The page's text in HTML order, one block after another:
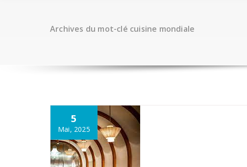
Archives du mot-clé cuisine mondiale
5
Mai, 2025